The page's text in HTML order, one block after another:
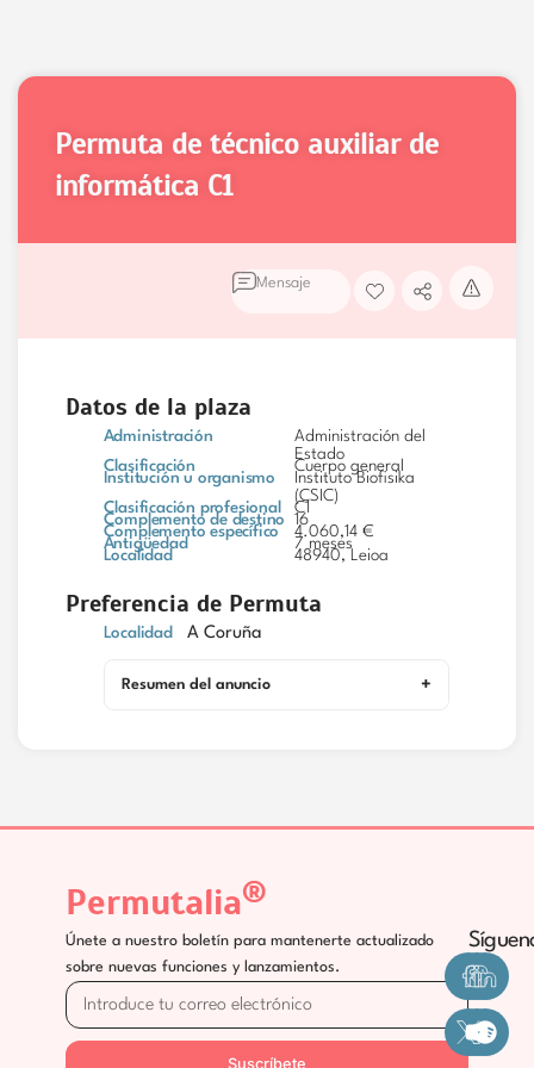
permuta de técnico auxiliar de
informática C1
Mensaje
Datos de la plaza
Administración
Administración del
Estado
Clasificación Cuerpo general
Institución u organismo
Instituto Biofisika
(CSIC)
Clasificación profesional C1
Complemento de destino 16
Complemento específico 4.060,14 €
Antigüedad 7 meses
Localidad 48940, Leioa
Preferencia de Permuta
Localidad A Coruña
Resumen del anuncio
Permutalia®
Únete a nuestro boletín para mantenerte actualizado
sobre nuevas funciones y lanzamientos.
Suscríbete